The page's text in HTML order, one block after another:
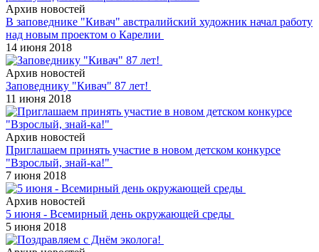
Архив новостей
В заповеднике "Кивач" австралийский художник начал работу
над новым проектом о Карелии
14 июня 2018
Архив новостей
Заповеднику "Кивач" 87 лет!
11 июня 2018
Архив новостей
Приглашаем принять участие в новом детском конкурсе
"Взрослый, знай-ка!"
7 июня 2018
Архив новостей
5 июня - Всемирный день окружающей среды
5 июня 2018